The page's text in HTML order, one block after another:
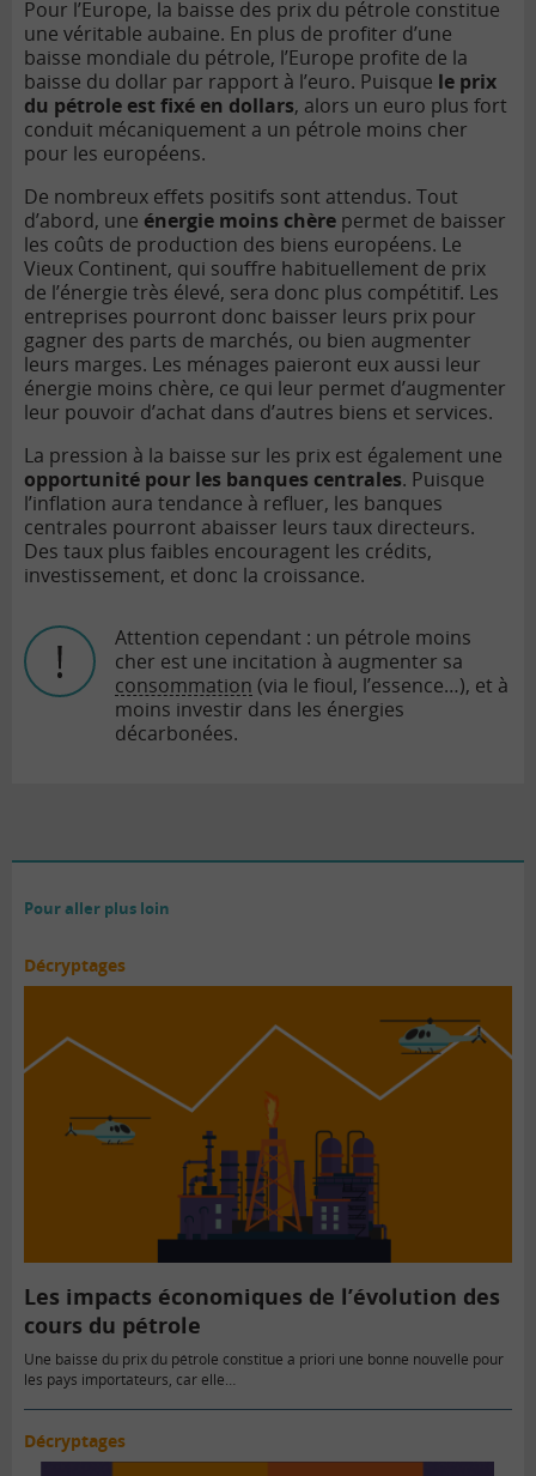
Pour l’Europe, la baisse des prix du pétrole constitue
une véritable aubaine. En plus de profiter d’une
baisse mondiale du pétrole, l’Europe profite de la
baisse du dollar par rapport à l’euro. Puisque le prix
du pétrole est fixé en dollars, alors un euro plus fort
conduit mécaniquement a un pétrole moins cher
pour les européens.
De nombreux effets positifs sont attendus. Tout
d’abord, une énergie moins chère permet de baisser
les coûts de production des biens européens. Le
Vieux Continent, qui souffre habituellement de prix
de l’énergie très élevé, sera donc plus compétitif. Les
entreprises pourront donc baisser leurs prix pour
gagner des parts de marchés, ou bien augmenter
leurs marges. Les ménages paieront eux aussi leur
énergie moins chère, ce qui leur permet d’augmenter
leur pouvoir d’achat dans d’autres biens et services.
La pression à la baisse sur les prix est également une
opportunité pour les banques centrales. Puisque
l’inflation aura tendance à refluer, les banques
centrales pourront abaisser leurs taux directeurs.
Des taux plus faibles encouragent les crédits,
investissement, et donc la croissance.
Attention cependant : un pétrole moins
cher est une incitation à augmenter sa
consommation (via le fioul, l’essence…), et à
moins investir dans les énergies
décarbonées.
Pour aller plus loin
Décryptages
Les impacts économiques de l’évolution des
cours du pétrole
Une baisse du prix du pétrole constitue a priori une bonne nouvelle pour
les pays importateurs, car elle…
Décryptages